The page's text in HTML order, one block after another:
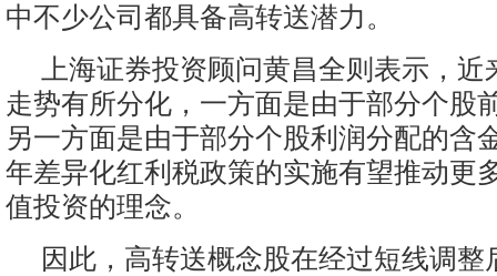
中不少公司都具备高转送潜力。
上海证券投资顾问黄昌全则表示，
走势有所分化，一方面是由于部分个股
另一方面是由于部分个股利润分配的含
年差异化红利税政策的实施有望推动更
值投资的理念。
因此，高转送概念股在经过短线调整